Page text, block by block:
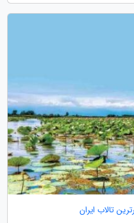
تالاب ایران